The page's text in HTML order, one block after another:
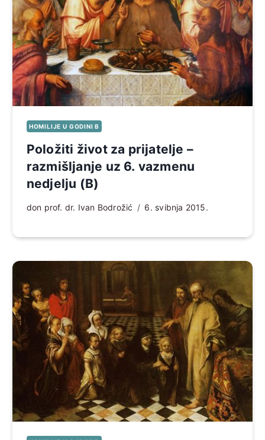
HOMILIJE U GODINI B
Položiti život za prijatelje –
razmišljanje uz 6. vazmenu
nedjelju (B)
don prof. dr. Ivan Bodrožić 6. svibnja 2015.